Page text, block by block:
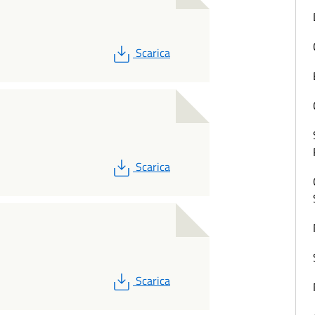
PDF
Scarica
PDF
Scarica
PDF
Scarica